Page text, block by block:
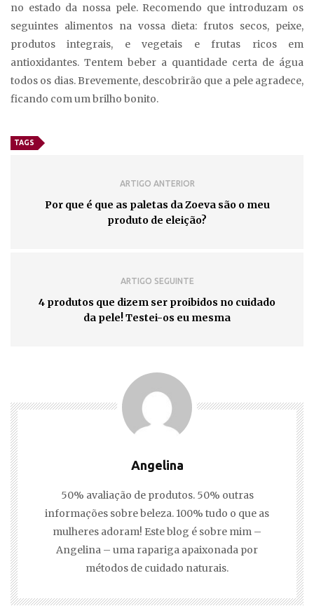
no estado da nossa pele. Recomendo que introduzam os
seguintes alimentos na vossa dieta: frutos secos, peixe,
produtos integrais, e vegetais e frutas ricos em
antioxidantes. Tentem beber a quantidade certa de água
todos os dias. Brevemente, descobrirão que a pele agradece,
ficando com um brilho bonito.
TAGS
ARTIGO ANTERIOR
Por que é que as paletas da Zoeva são o meu
produto de eleição?
ARTIGO SEGUINTE
4 produtos que dizem ser proibidos no cuidado
da pele! Testei-os eu mesma
Angelina
50% avaliação de produtos. 50% outras
informações sobre beleza. 100% tudo o que as
mulheres adoram! Este blog é sobre mim –
Angelina – uma rapariga apaixonada por
métodos de cuidado naturais.